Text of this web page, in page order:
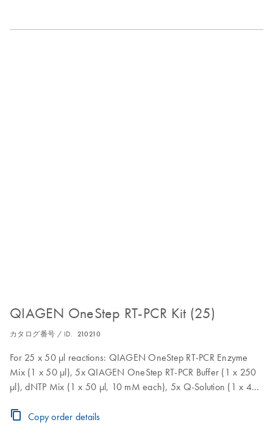
QIAGEN OneStep RT-PCR Kit (25)
カタログ番号 / ID. 210210
For 25 x 50 µl reactions: QIAGEN OneStep RT-PCR Enzyme
Mix (1 x 50 µl), 5x QIAGEN OneStep RT-PCR Buffer (1 x 250
µl), dNTP Mix (1 x 50 µl, 10 mM each), 5x Q-Solution (1 x 400
Copy order details